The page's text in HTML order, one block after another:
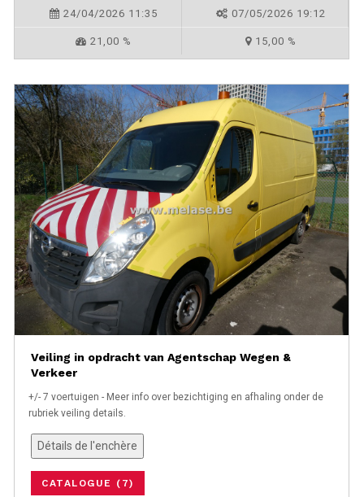
24/04/2026 11:35 07/05/2026 19:12
21,00 % 15,00 %
Veiling in opdracht van Agentschap Wegen &
Verkeer
+/- 7 voertuigen - Meer info over bezichtiging en afhaling onder de
rubriek veiling details.
Détails de l'enchère
CATALOGUE (7)